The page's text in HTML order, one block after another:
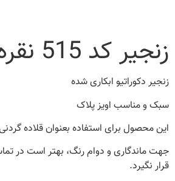
زنجیر کد 515 نقره ای
زنجیر دکوراتیو ابکاری شده
سبک و مناسب اویز پلاک
این محصول برای استفاده بعنوان قلاده
جهت ماندگاری و دوام رنگ، بهتر است در
قرار نگیرد.